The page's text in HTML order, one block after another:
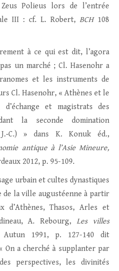
Polieus lors de l’entrée
III : cf. L. Robert, BCH108
à ce qui est dit, l’agora
un marché ; Cl. Hasenohr a
et les instruments de
Cl. Hasenohr, « Athènes et le
et magistrats des
la seconde domination
» dans K. Konuk éd.,
antique à l’Asie Mineure,
2012, p. 95-109.
urbain et cultes dynastiques
de la ville augustéenne à partir
d’Athènes, Thasos, Arles et
A. Rebourg,Les villes
Autun 1991, p. 127-140 dit
On a cherché à supplanter par
perspectives, les divinités